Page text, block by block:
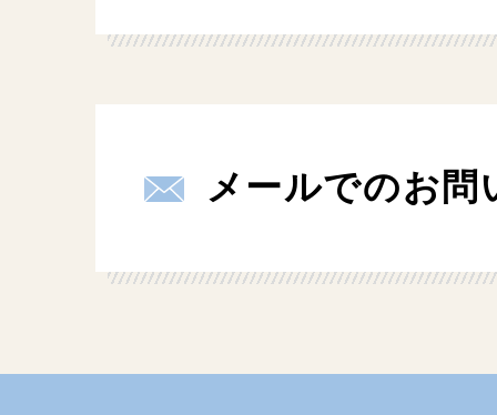
メールでのお問